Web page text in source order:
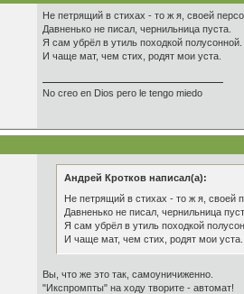
Не петрящий в стихах - то ж я, своей
Давненько не писал, чернильница пуста.
Я сам убрёл в утиль походкой полусонной.
И чаще мат, чем стих, родят мои уста.
No creo en Dios pero le tengo miedo
Андрей Кротков написал(а):
Не петрящий в стихах - то ж я, своей
Давненько не писал, чернильница
Я сам убрёл в утиль походкой
И чаще мат, чем стих, родят мои уста.
Вы, что же это так, самоуничиженно.
"Икспромпты" на ходу творите - автомат!